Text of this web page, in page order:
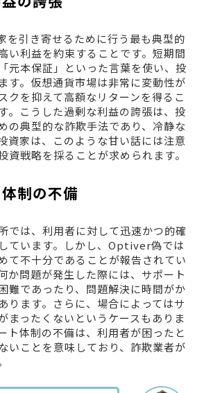
引き寄せるために行う最も典型的
い利益を約束することです。短期間
元本保証」といった言葉を使い、投
す。仮想通貨市場は非常に変動性が
クを抑えて高額なリターンを得るこ
。こうした過剰な利益の誇張は、投
の典型的な詐欺手法であり、冷静な
資家は、このような甘い話には注意
資戦略を採ることが求められます。
制の不備
では、利用者に対して迅速かつ的確
ています。しかし、Optiver偽では
て不十分であることが報告されてい
か問題が発生した際には、サポート
難であったり、問題解決に時間がか
ります。さらに、場合によってはサ
まったくないというケースもありま
ト体制の不備は、利用者が困ったと
いことを意味しており、詐欺業者が